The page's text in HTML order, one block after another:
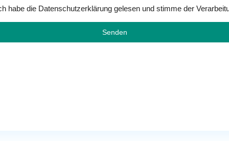
habe die Datenschutzerklärung gelesen und stimme der